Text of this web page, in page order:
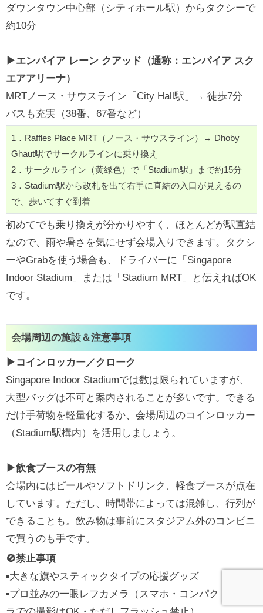
ダウンタウン中心部（シティホール駅）からタクシーで
約10分
▶エンパイア レーン クアッド（通称：エンパイア スク
エアアリーナ）
MRTノース・サウスライン「City Hall駅」→ 徒歩7分
バスも充実（38番、67番など）
1．Raffles Place MRT（ノース・サウスライン）→ Dhoby
Ghaut駅でサークルラインに乗り換え
2．サークルライン（黄緑色）で「Stadium駅」まで約15分
3．Stadium駅から改札を出て右手に直結の入口が見えるの
で、歩いてすぐ到着
初めてでも乗り換えが分かりやすく、ほとんどが駅直結
なので、雨や暑さを気にせず会場入りできます。タクシ
ーやGrabを使う場合も、ドライバーに「Singapore
Indoor Stadium」または「Stadium MRT」と伝えればOK
です。
会場周辺の施設＆注意事項
▶コインロッカー／クローク
Singapore Indoor Stadiumでは数は限られていますが、
大型バッグは不可と案内されることが多いです。できる
だけ手荷物を軽量化するか、会場周辺のコインロッカー
（Stadium駅構内）を活用しましょう。
▶飲食ブースの有無
会場内にはビールやソフトドリンク、軽食ブースが点在
しています。ただし、時間帯によっては混雑し、行列が
できることも。飲み物は事前にスタジアム外のコンビニ
で買うのも手です。
🚫禁止事項
▪大きな旗やスティックタイプの応援グッズ
▪プロ並みの一眼レフカメラ（スマホ・コンパクトカメ